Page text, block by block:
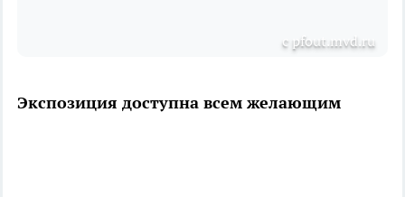
с pfout.mvd.ru
Экспозиция доступна всем желающим